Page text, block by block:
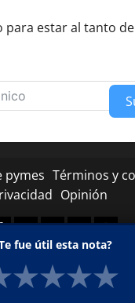
para estar al tanto
pymes Términos y
Opinión
TwitterLinkedinYoutube
los derechos
por AF themes.
fue útil esta nota?
★★★★